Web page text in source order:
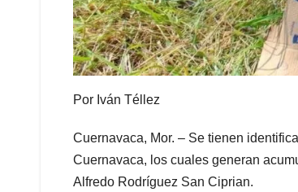
Por Iván Téllez
Cuernavaca, Mor. – Se tienen
Cuernavaca, los cuales generan
Alfredo Rodríguez San Ciprian.